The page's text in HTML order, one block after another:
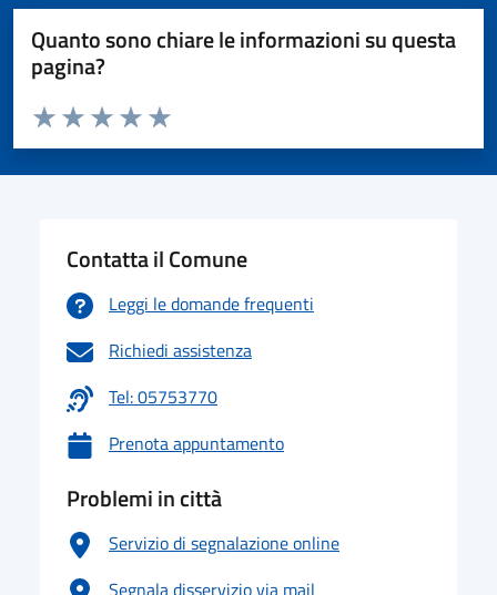
Quanto sono chiare le informazioni su questa
pagina?
Valuta da 1 a 5 stelle la pagina
Valuta 5 stelle su 5
Valuta 4 stelle su 5
Valuta 3 stelle su 5
Valuta 2 stelle su 5
Valuta 1 stelle su 5
Contatta il Comune
Leggi le domande frequenti
Richiedi assistenza
Tel: 05753770
Prenota appuntamento
Problemi in città
Servizio di segnalazione online
Segnala disservizio via mail